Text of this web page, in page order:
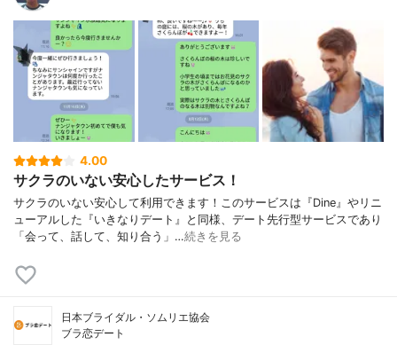
4.00
サクラのいない安心したサービス！
サクラのいない安心して利用できます！このサービスは『Dine』やリニ
ューアルした『いきなりデート』と同様、デート先行型サービスであり
「会って、話して、知り合う」…続きを見る
日本ブライダル・ソムリエ協会
ブラ恋デート